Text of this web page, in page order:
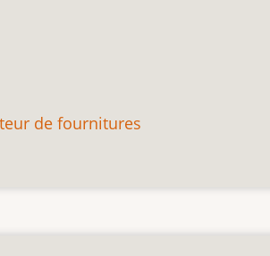
de fournitures